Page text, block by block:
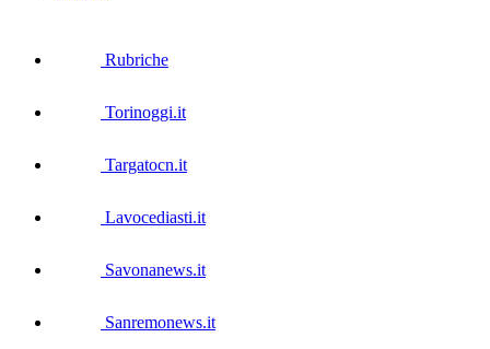
Rubriche
Torinoggi.it
Targatocn.it
Lavocediasti.it
Savonanews.it
Sanremonews.it